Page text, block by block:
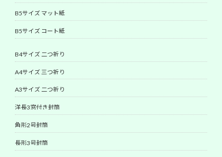
B5サイズ マット紙
B5サイズ コート紙
B4サイズ 二つ折り
A4サイズ 三つ折り
A3サイズ 二つ折り
洋長3窓付き封筒
角形2号封筒
長形3号封筒